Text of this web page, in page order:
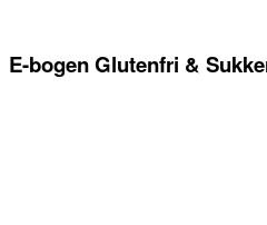
E-bogen Glutenfri &